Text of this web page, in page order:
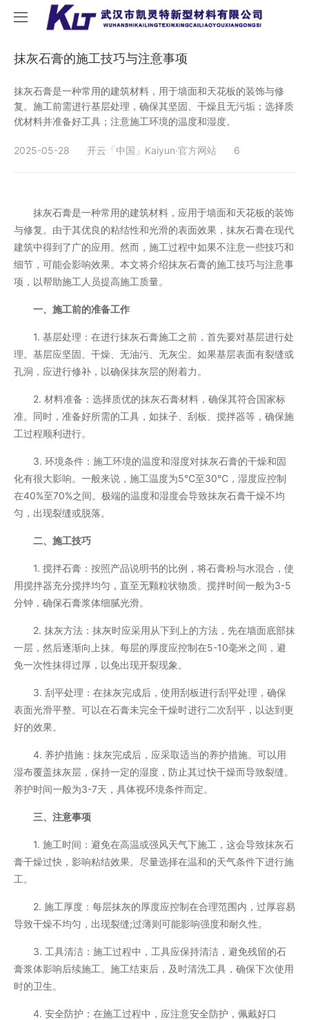
首页
关于我们
产品中心
内外墙腻子
树干涂白剂
行业新闻
联系我们
抹灰石膏的施工技巧与注意事项
抹灰石膏是一种常用的建筑材料，用于墙面和天花板的装饰与修
复。施工前需进行基层处理，确保其坚固、干燥且无污垢；选择质
优材料并准备好工具；注意施工环境的温度和湿度。
2025-05-28 开云「中国」Kaiyun·官方网站 6
抹灰石膏是一种常用的建筑材料，应用于墙面和天花板的装饰
与修复。由于其优良的粘结性和光滑的表面效果，抹灰石膏在现代
建筑中得到了广的应用。然而，施工过程中如果不注意一些技巧和
细节，可能会影响效果。本文将介绍抹灰石膏的施工技巧与注意事
项，以帮助施工人员提高施工质量。
一、施工前的准备工作
1. 基层处理：在进行抹灰石膏施工之前，首先要对基层进行处
理。基层应坚固、干燥、无油污、无灰尘。如果基层表面有裂缝或
孔洞，应进行修补，以确保抹灰层的附着力。
2. 材料准备：选择质优的抹灰石膏材料，确保其符合国家标
准。同时，准备好所需的工具，如抹子、刮板、搅拌器等，确保施
工过程顺利进行。
3. 环境条件：施工环境的温度和湿度对抹灰石膏的干燥和固
化有很大影响。一般来说，施工温度为5℃至30℃，湿度应控制
在40%至70%之间。极端的温度和湿度会导致抹灰石膏干燥不均
匀，出现裂缝或脱落。
二、施工技巧
1. 搅拌石膏：按照产品说明书的比例，将石膏粉与水混合，使
用搅拌器充分搅拌均匀，直至无颗粒状物质。搅拌时间一般为3-5
分钟，确保石膏浆体细腻光滑。
2. 抹灰方法：抹灰时应采用从下到上的方法，先在墙面底部抹
一层，然后逐渐向上抹。每层的厚度应控制在5-10毫米之间，避
免一次性抹得过厚，以免出现开裂现象。
3. 刮平处理：在抹灰完成后，使用刮板进行刮平处理，确保
表面光滑平整。可以在石膏未完全干燥时进行二次刮平，以达到更
好的效果。
4. 养护措施：抹灰完成后，应采取适当的养护措施。可以用
湿布覆盖抹灰层，保持一定的湿度，防止其过快干燥而导致裂缝。
养护时间一般为3-7天，具体视环境条件而定。
三、注意事项
1. 施工时间：避免在高温或强风天气下施工，这会导致抹灰石
膏干燥过快，影响粘结效果。尽量选择在温和的天气条件下进行施
工。
2. 施工厚度：每层抹灰的厚度应控制在合理范围内，过厚容易
导致干燥不均匀，出现裂缝;过薄则可能影响强度和耐久性。
3. 工具清洁：施工过程中，工具应保持清洁，避免残留的石
膏浆体影响后续施工。施工结束后，及时清洗工具，确保下次使用
时的卫生。
4. 安全防护：在施工过程中，应注意安全防护，佩戴好口